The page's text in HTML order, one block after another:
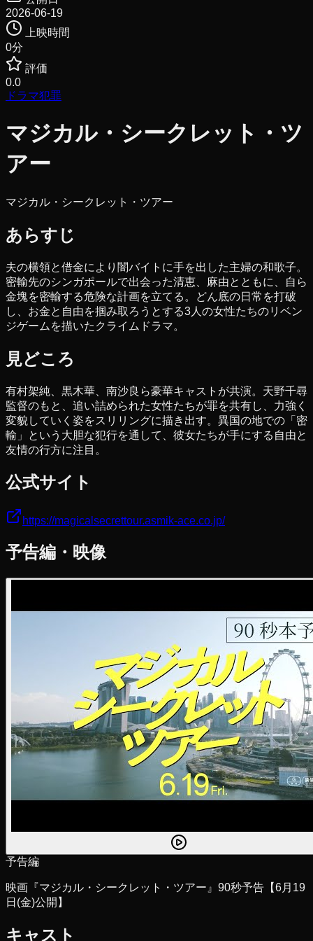
2026-06-19
上映時間
0分
評価
0.0
ドラマ犯罪
マジカル・シークレット・ツ
アー
マジカル・シークレット・ツアー
あらすじ
夫の横領と借金により闇バイトに手を出した主婦の和歌子。
密輸先のシンガポールで出会った清恵、麻由とともに、自ら
金塊を密輸する危険な計画を立てる。どん底の日常を打破
し、お金と自由を掴み取ろうとする3人の女性たちのリベン
ジゲームを描いたクライムドラマ。
見どころ
有村架純、黒木華、南沙良ら豪華キャストが共演。天野千尋
監督のもと、追い詰められた女性たちが罪を共有し、力強く
変貌していく姿をスリリングに描き出す。異国の地での「密
輸」という大胆な犯行を通して、彼女たちが手にする自由と
友情の行方に注目。
公式サイト
https://magicalsecrettour.asmik-ace.co.jp/
予告編・映像
予告編
映画『マジカル・シークレット・ツアー』90秒予告【6月19
日(金)公開】
キャスト